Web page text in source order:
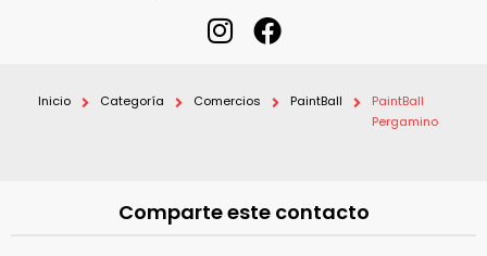
Inicio Categoría Comercios PaintBall
PaintBall
Pergamino
Comparte este contacto